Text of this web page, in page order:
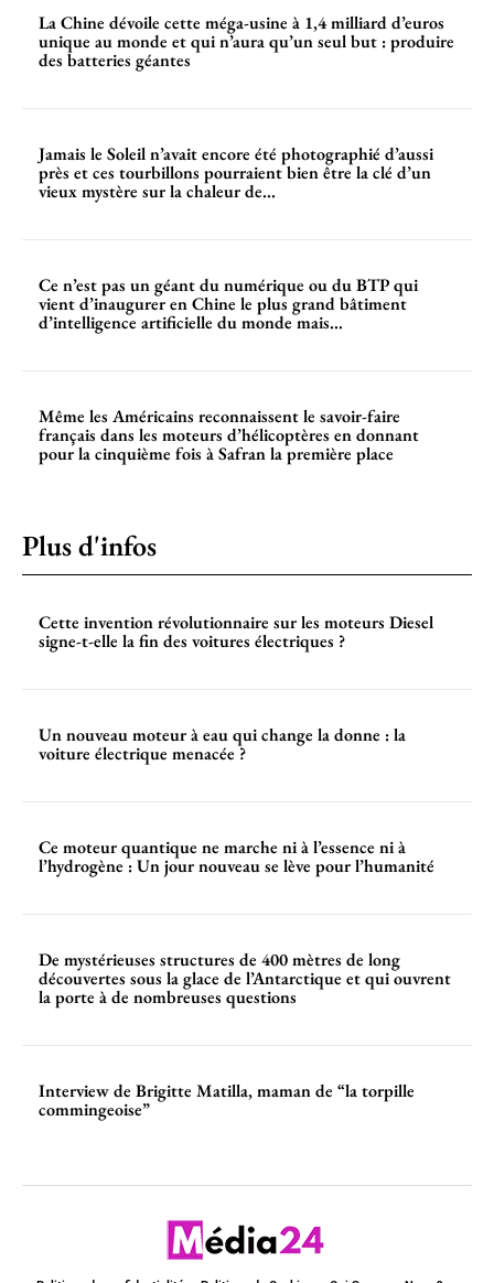
La Chine dévoile cette méga-usine à 1,4 milliard d’euros
unique au monde et qui n’aura qu’un seul but : produire
des batteries géantes
Jamais le Soleil n’avait encore été photographié d’aussi
près et ces tourbillons pourraient bien être la clé d’un
vieux mystère sur la chaleur de...
Ce n’est pas un géant du numérique ou du BTP qui
vient d’inaugurer en Chine le plus grand bâtiment
d’intelligence artificielle du monde mais...
Même les Américains reconnaissent le savoir-faire
français dans les moteurs d’hélicoptères en donnant
pour la cinquième fois à Safran la première place
Plus d'infos
Cette invention révolutionnaire sur les moteurs Diesel
signe-t-elle la fin des voitures électriques ?
Un nouveau moteur à eau qui change la donne : la
voiture électrique menacée ?
Ce moteur quantique ne marche ni à l’essence ni à
l’hydrogène : Un jour nouveau se lève pour l’humanité
De mystérieuses structures de 400 mètres de long
découvertes sous la glace de l’Antarctique et qui ouvrent
la porte à de nombreuses questions
Interview de Brigitte Matilla, maman de “la torpille
commingeoise”